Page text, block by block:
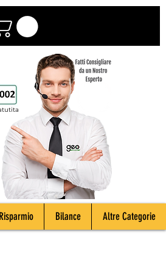
- Idraulici - Spurghisti -
Bilance Altre Categorie